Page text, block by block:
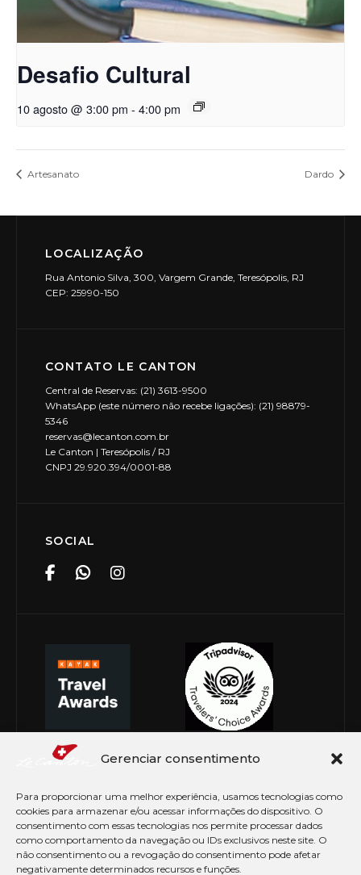
Gerenciar consentimento
Para proporcionar uma melhor experiência, usamos tecnologias como
cookies para armazenar e/ou acessar informações do dispositivo. O
consentimento com essas tecnologias nos permite processar dados
como comportamento da navegação ou IDs exclusivos neste site. O
não consentimento ou a revogação do consentimento pode afetar
negativamente determinados recursos e funções.
Desafio Cultural
10 agosto @ 3:00 pm - 4:00 pm
Artesanato Dardo
LOCALIZAÇÃO
Rua Antonio Silva, 300, Vargem Grande, Teresópolis, RJ
CEP: 25990-150
CONTATO LE CANTON
Central de Reservas: (21) 3613-9500
WhatsApp (este número não recebe ligações): (21) 98879-
5346
reservas@lecanton.com.br
Le Canton | Teresópolis / RJ
CNPJ 29.920.394/0001-88
SOCIAL
© Copyright 2026 Le Canton. Todos os direitos